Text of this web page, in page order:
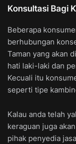
Konsultasi Bagi
Beberapa
berhubungan
Taman yang akan
hati laki-laki dan
Kecuali itu
seperti tipe
Kalau anda telah
keraguan juga
pihak penyedia